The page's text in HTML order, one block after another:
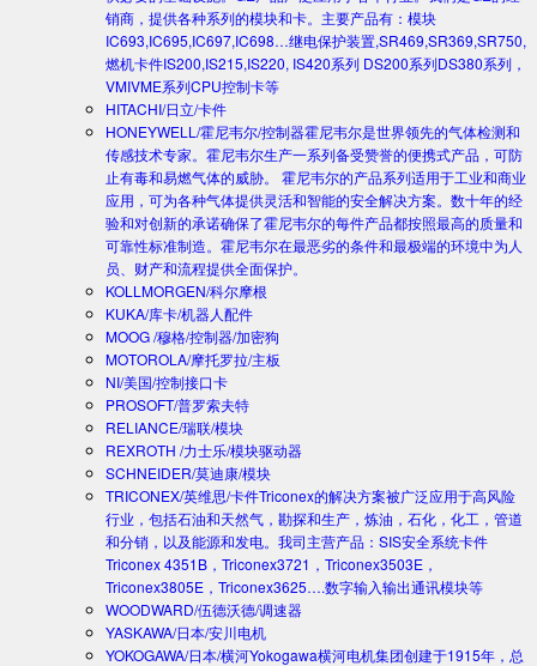
销商，提供各种系列的模块和卡。主要产品有：模块
IC693,IC695,IC697,IC698…继电保护装置,SR469,SR369,SR750,
燃机卡件IS200,IS215,IS220, IS420系列 DS200系列DS380系列，
VMIVME系列CPU控制卡等
HITACHI/日立/卡件
HONEYWELL/霍尼韦尔/控制器霍尼韦尔是世界领先的气体检测和
传感技术专家。霍尼韦尔生产一系列备受赞誉的便携式产品，可防
止有毒和易燃气体的威胁。 霍尼韦尔的产品系列适用于工业和商业
应用，可为各种气体提供灵活和智能的安全解决方案。数十年的经
验和对创新的承诺确保了霍尼韦尔的每件产品都按照最高的质量和
可靠性标准制造。霍尼韦尔在最恶劣的条件和最极端的环境中为人
员、财产和流程提供全面保护。
KOLLMORGEN/科尔摩根
KUKA/库卡/机器人配件
MOOG /穆格/控制器/加密狗
MOTOROLA/摩托罗拉/主板
NI/美国/控制接口卡
PROSOFT/普罗索夫特
RELIANCE/瑞联/模块
REXROTH /力士乐/模块驱动器
SCHNEIDER/莫迪康/模块
TRICONEX/英维思/卡件Triconex的解决方案被广泛应用于高风险
行业，包括石油和天然气，勘探和生产，炼油，石化，化工，管道
和分销，以及能源和发电。我司主营产品：SIS安全系统卡件
Triconex 4351B，Triconex3721，Triconex3503E，
Triconex3805E，Triconex3625….数字输入输出通讯模块等
WOODWARD/伍德沃德/调速器
YASKAWA/日本/安川电机
YOKOGAWA/日本/横河Yokogawa横河电机集团创建于1915年，总